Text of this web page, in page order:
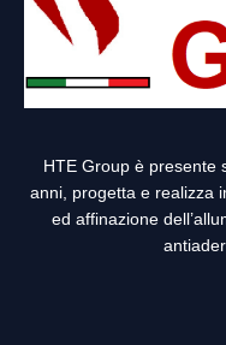
HTE Group è presente
anni, progetta e realizza
ed affinazione